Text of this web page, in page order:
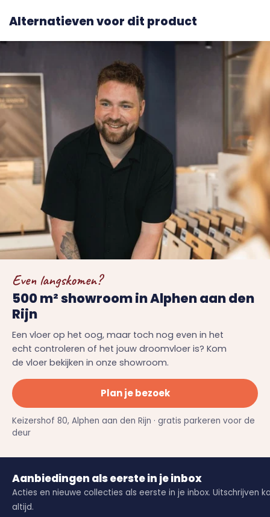
Alternatieven voor dit product
Even langskomen?
500 m² showroom in Alphen aan den
Rijn
Een vloer op het oog, maar toch nog even in het
echt controleren of het jouw droomvloer is? Kom
de vloer bekijken in onze showroom.
Plan je bezoek
Keizershof 80, Alphen aan den Rijn · gratis parkeren voor de
deur
Aanbiedingen als eerste in je inbox
Acties en nieuwe collecties als eerste in je inbox. Uitschrijven
altijd.